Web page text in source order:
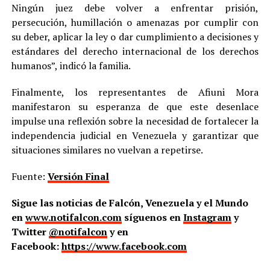
Ningún juez debe volver a enfrentar prisión,
persecución, humillación o amenazas por cumplir con
su deber, aplicar la ley o dar cumplimiento a decisiones y
estándares del derecho internacional de los derechos
humanos”, indicó la familia.
Finalmente, los representantes de Afiuni Mora
manifestaron su esperanza de que este desenlace
impulse una reflexión sobre la necesidad de fortalecer la
independencia judicial en Venezuela y garantizar que
situaciones similares no vuelvan a repetirse.
Fuente: Versión Final
Sigue las noticias de Falcón, Venezuela y el Mundo
enwww.notifalcon.comsíguenos enInstagramy
Twitter @notifalcony en
Facebook:https://www.facebook.com